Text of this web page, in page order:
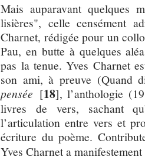
Mais auparavant quelques
lisières", celle censément
Charnet, rédigée pour un
Pau, en butte à quelques
pas la tenue. Yves Charnet
son ami, à preuve
pensée [18], l’anthologie
livres de vers, sachant
l’articulation entre vers et
écriture du poème.
Yves Charnet a